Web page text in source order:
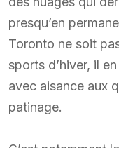
presqu’en
Toronto ne soit
sports d’hiver, il
avec aisance aux
patinage.